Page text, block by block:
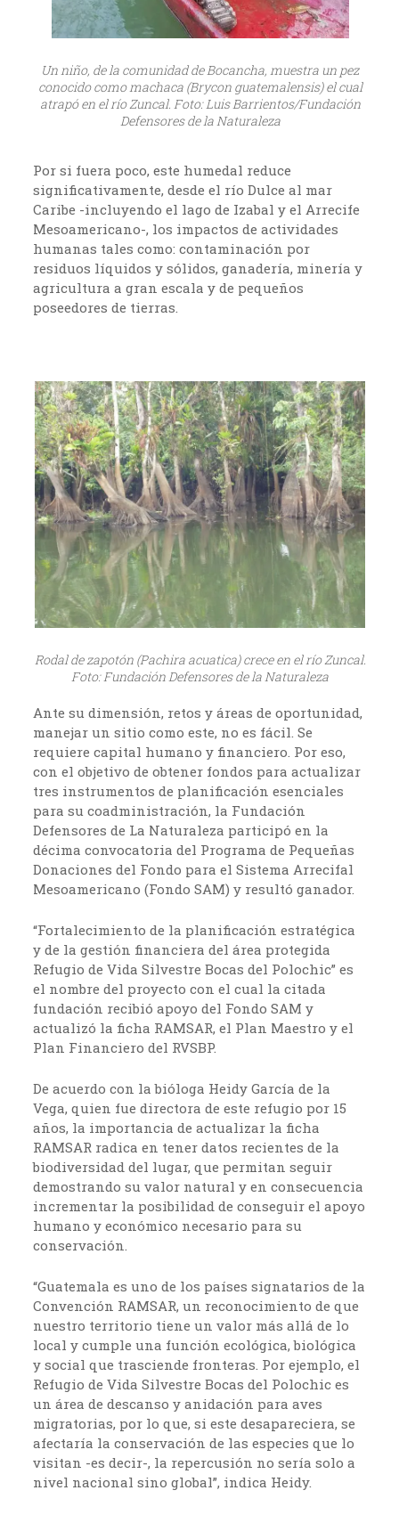
Un niño, de la comunidad de Bocancha, muestra un pez
conocido como machaca (Brycon guatemalensis) el cual
atrapó en el río Zuncal. Foto: Luis Barrientos/Fundación
Defensores de la Naturaleza
Por si fuera poco, este humedal reduce
significativamente, desde el río Dulce al mar
Caribe -incluyendo el lago de Izabal y el Arrecife
Mesoamericano-, los impactos de actividades
humanas tales como: contaminación por
residuos líquidos y sólidos, ganadería, minería y
agricultura a gran escala y de pequeños
poseedores de tierras.
Rodal de zapotón (Pachira acuatica) crece en el río Zuncal.
Foto: Fundación Defensores de la Naturaleza
Ante su dimensión, retos y áreas de oportunidad,
manejar un sitio como este, no es fácil. Se
requiere capital humano y financiero. Por eso,
con el objetivo de obtener fondos para actualizar
tres instrumentos de planificación esenciales
para su coadministración, la Fundación
Defensores de La Naturaleza participó en la
décima convocatoria del Programa de Pequeñas
Donaciones del Fondo para el Sistema Arrecifal
Mesoamericano (Fondo SAM) y resultó ganador.
“Fortalecimiento de la planificación estratégica
y de la gestión financiera del área protegida
Refugio de Vida Silvestre Bocas del Polochic” es
el nombre del proyecto con el cual la citada
fundación recibió apoyo del Fondo SAM y
actualizó la ficha RAMSAR, el Plan Maestro y el
Plan Financiero del RVSBP.
De acuerdo con la bióloga Heidy García de la
Vega, quien fue directora de este refugio por 15
años, la importancia de actualizar la ficha
RAMSAR radica en tener datos recientes de la
biodiversidad del lugar, que permitan seguir
demostrando su valor natural y en consecuencia
incrementar la posibilidad de conseguir el apoyo
humano y económico necesario para su
conservación.
“Guatemala es uno de los países signatarios de la
Convención RAMSAR, un reconocimiento de que
nuestro territorio tiene un valor más allá de lo
local y cumple una función ecológica, biológica
y social que trasciende fronteras. Por ejemplo, el
Refugio de Vida Silvestre Bocas del Polochic es
un área de descanso y anidación para aves
migratorias, por lo que, si este desapareciera, se
afectaría la conservación de las especies que lo
visitan -es decir-, la repercusión no sería solo a
nivel nacional sino global”, indica Heidy.